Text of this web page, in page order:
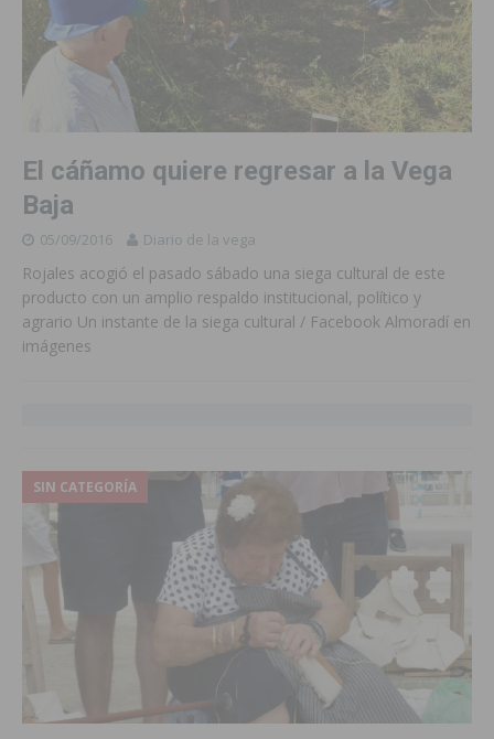
El cáñamo quiere regresar a la Vega
Baja
05/09/2016 Diario de la vega
Rojales acogió el pasado sábado una siega cultural de este
producto con un amplio respaldo institucional, político y
agrario Un instante de la siega cultural / Facebook Almoradí en
imágenes
SIN CATEGORÍA